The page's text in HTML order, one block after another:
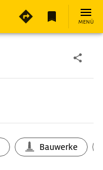
MENÜ
Bauwerke